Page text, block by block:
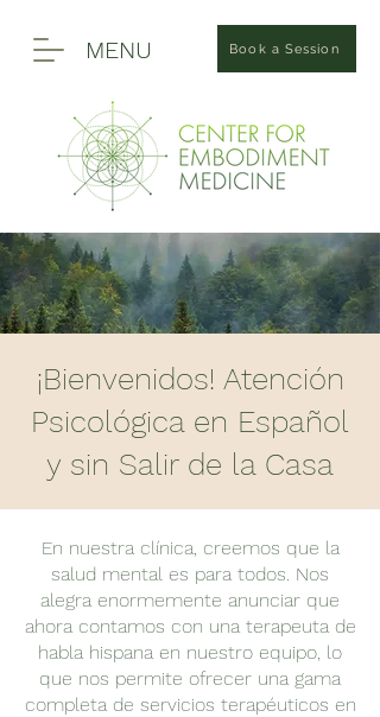
MENU Book a Session
¡Bienvenidos! Atención
Psicológica en Español
y sin Salir de la Casa
En nuestra clínica, creemos que la
salud mental es para todos. Nos
alegra enormemente anunciar que
ahora contamos con una terapeuta de
habla hispana en nuestro equipo, lo
que nos permite ofrecer una gama
completa de servicios terapéuticos en